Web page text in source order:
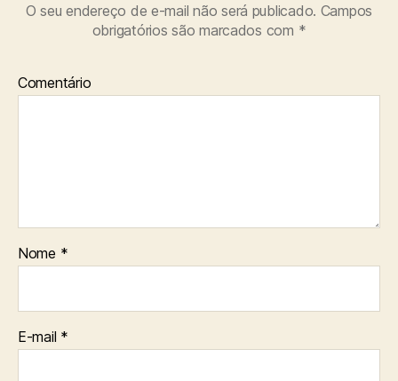
O seu endereço de e-mail não será publicado. Campos
obrigatórios são marcados com *
Comentário
Nome *
E-mail *